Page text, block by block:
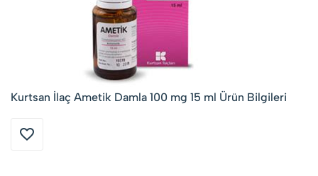
Kurtsan İlaç Ametik Damla 100 mg 15 ml Ürün Bilgileri